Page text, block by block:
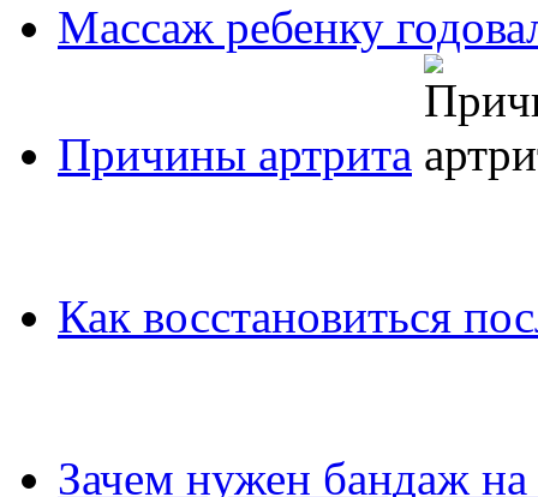
Массаж ребенку
Причины артрита
Как восстановиться
Зачем нужен бандаж на